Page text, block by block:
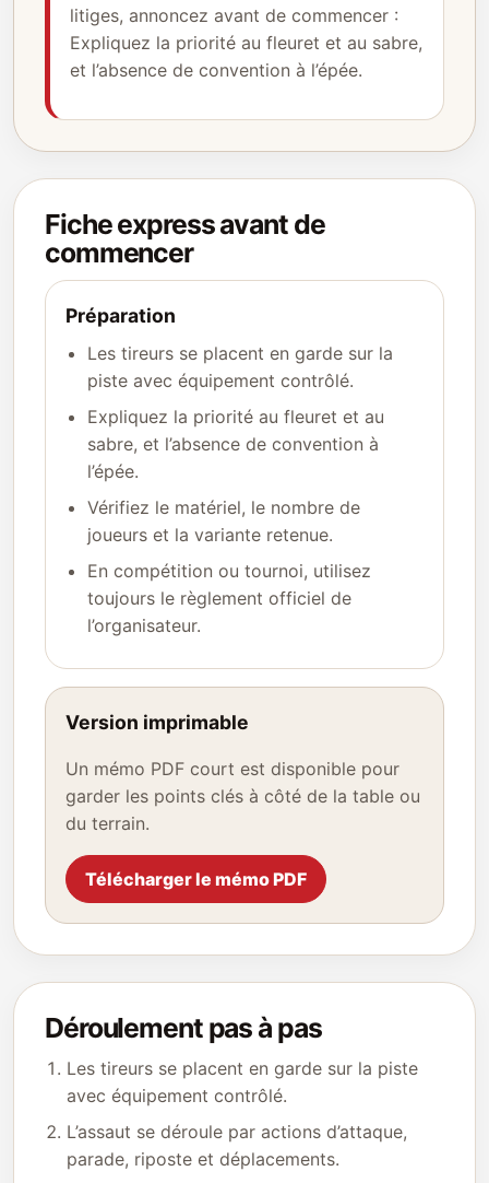
litiges, annoncez avant de commencer :
Expliquez la priorité au fleuret et au sabre,
et l’absence de convention à l’épée.
Fiche express avant de
commencer
Préparation
Les tireurs se placent en garde sur la
piste avec équipement contrôlé.
Expliquez la priorité au fleuret et au
sabre, et l’absence de convention à
l’épée.
Vérifiez le matériel, le nombre de
joueurs et la variante retenue.
En compétition ou tournoi, utilisez
toujours le règlement officiel de
l’organisateur.
Version imprimable
Un mémo PDF court est disponible pour
garder les points clés à côté de la table ou
du terrain.
Télécharger le mémo PDF
Déroulement pas à pas
Les tireurs se placent en garde sur la piste
avec équipement contrôlé.
L’assaut se déroule par actions d’attaque,
parade, riposte et déplacements.